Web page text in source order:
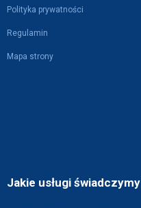
Polityka prywatności
Regulamin
Mapa strony
Jakie usługi świadczymy